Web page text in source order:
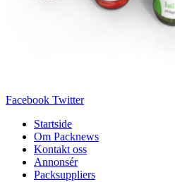
Facebook Twitter
Startside
Om Packnews
Kontakt oss
Annonsér
Packsuppliers